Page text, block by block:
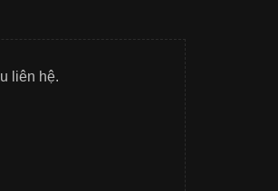
liên hệ.